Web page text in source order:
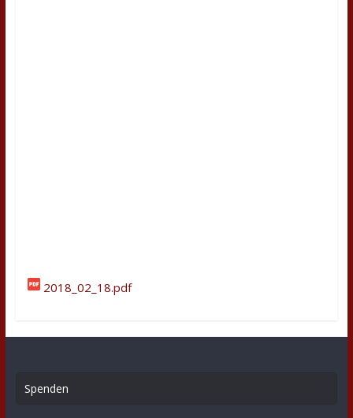
2018_02_18.pdf
Spenden